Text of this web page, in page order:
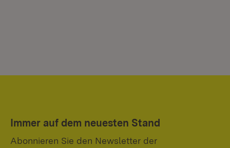
Immer auf dem neuesten Stand
Abonnieren Sie den Newsletter der